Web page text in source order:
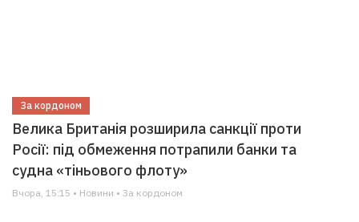
За кордоном
Велика Британія розширила санкції проти
Росії: під обмеження потрапили банки та
судна «тіньового флоту»
Вчора, 15:15 • Новини • За кордоном